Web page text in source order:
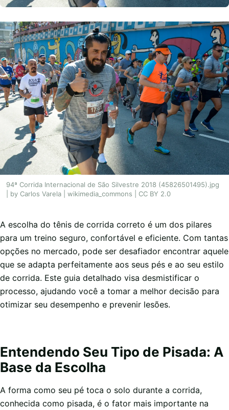
94ª Corrida Internacional de São Silvestre 2018 (45826501495).jpg
| by Carlos Varela | wikimedia_commons | CC BY 2.0
A escolha do tênis de corrida correto é um dos pilares
para um treino seguro, confortável e eficiente. Com tantas
opções no mercado, pode ser desafiador encontrar aquele
que se adapta perfeitamente aos seus pés e ao seu estilo
de corrida. Este guia detalhado visa desmistificar o
processo, ajudando você a tomar a melhor decisão para
otimizar seu desempenho e prevenir lesões.
Entendendo Seu Tipo de Pisada: A
Base da Escolha
A forma como seu pé toca o solo durante a corrida,
conhecida como pisada, é o fator mais importante na